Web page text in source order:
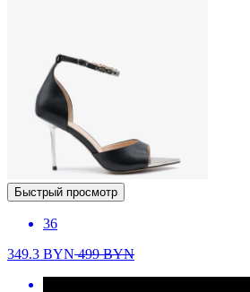
Быстрый просмотр
36
349.3 BYN499BYN